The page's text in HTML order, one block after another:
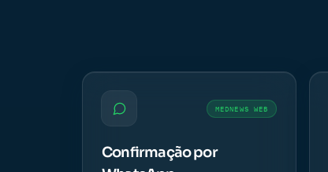
MEDNEWS WEB
Confirmação por